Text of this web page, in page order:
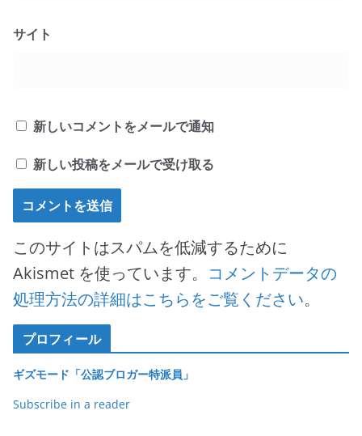
サイト
新しいコメントをメールで通知
新しい投稿をメールで受け取る
このサイトはスパムを低減するために
Akismet を使っています。 コメントデータの
処理方法の詳細はこちらをご覧ください。
プロフィール
ギズモード「公認ブロガー特派員」
Subscribe in a reader